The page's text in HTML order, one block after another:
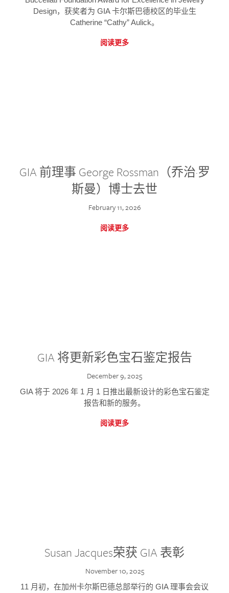
Design，获奖者为 GIA 卡尔斯巴德校区的毕业生
Catherine “Cathy” Aulick。
阅读更多
GIA 前理事 George Rossman（乔治·罗
斯曼）博士去世
February 11, 2026
阅读更多
GIA 将更新彩色宝石鉴定报告
December 9, 2025
GIA 将于 2026 年 1 月 1 日推出最新设计的彩色宝石鉴定
报告和新的服务。
阅读更多
Susan Jacques荣获 GIA 表彰
November 10, 2025
11 月初，在加州卡尔斯巴德总部举行的 GIA 理事会会议